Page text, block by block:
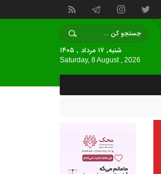
شنبه, ۱۷ مرداد , ۱۴۰۵
Saturday, 8 August , 2026